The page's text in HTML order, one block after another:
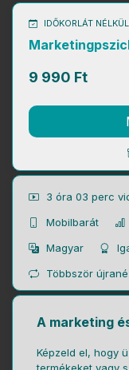
IDŐKORLÁT
9 990 Ft
3 óra 03 perc
Mobilbarát
Magyar
Többször
A marketing
Képzeld el, hogy